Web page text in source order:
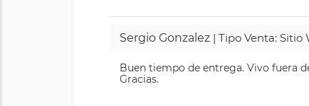
Sergio Gonzalez | Tipo Venta:
Buen tiempo de entrega. Vivo fuera
Gracias.